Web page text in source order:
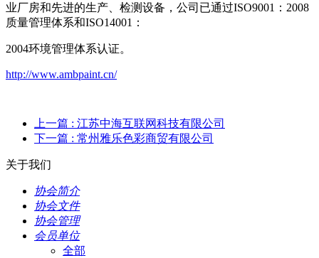
业厂房和先进的生产、检测设备，公司已通过ISO9001：2008
质量管理体系和ISO14001：
2004环境管理体系认证。
http://www.ambpaint.cn/
上一篇 : 江苏中海互联网科技有限公司
下一篇 : 常州雅乐色彩商贸有限公司
关于我们
协会简介
协会文件
协会管理
会员单位
全部